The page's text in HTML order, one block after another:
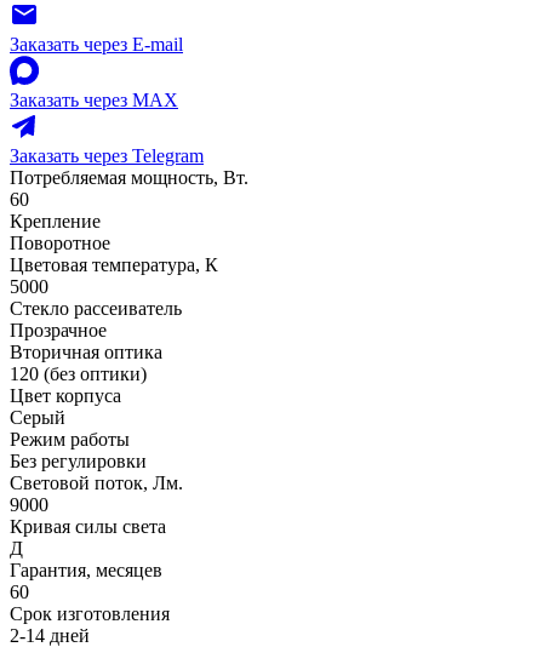
Заказать через E-mail
Заказать через MAX
Заказать через Telegram
Потребляемая мощность, Вт.
60
Крепление
Поворотное
Цветовая температура, К
5000
Стекло рассеиватель
Прозрачное
Вторичная оптика
120 (без оптики)
Цвет корпуса
Серый
Режим работы
Без регулировки
Световой поток, Лм.
9000
Кривая силы света
Д
Гарантия, месяцев
60
Срок изготовления
2-14 дней